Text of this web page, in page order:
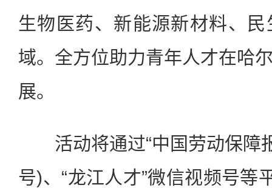
生物医药、新能源新材料、
域。全方位助力青年人才在哈
展。
活动将通过“中国劳动保障
号)、“龙江人才”微信视频号等